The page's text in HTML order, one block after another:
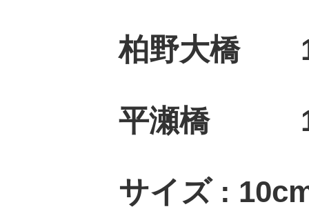
柏野大橋
平瀬橋
サイズ : 10cm